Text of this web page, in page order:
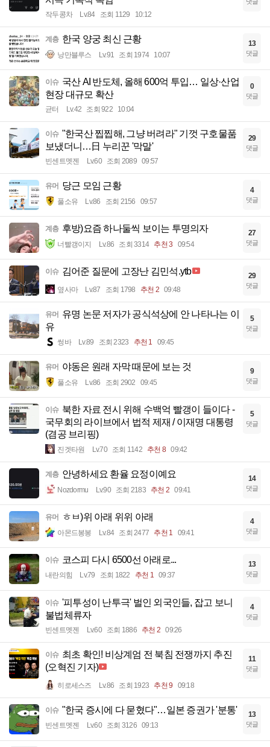
작두콩차 Lv.84 조회 1129 10:12
계층 한국 양궁 최신 근황
낭만블루스 Lv.91 조회 1974 10:07
13
댓글
이슈 국산 AI 반도체, 올해 600억 투입… 일상·산업
현장 대규모 확산
균터 Lv.42 조회 922 10:04
0
댓글
이슈 "한국산 찝찝해, 그냥 버려라" 기껏 구호물품
보냈더니…日 누리꾼 '막말'
빈센트멧젠 Lv.60 조회 2089 09:57
29
댓글
유머 당근 모임 근황
풀소유 Lv.86 조회 2156 09:57
4
댓글
계층 후방)요즘 하나둘씩 보이는 투명의자
너빨갱이지 Lv.86 조회 3314 추천 3 09:54
27
댓글
이슈 김어준 질문에 고장난 김민석.ytb
옆사마 Lv.87 조회 1798 추천 2 09:48
29
댓글
유머 유명 논문 저자가 공식석상에 안 나타나는 이
유
썽바 Lv.89 조회 2323 추천 1 09:45
5
댓글
유머 야동은 원래 자막 때문에 보는 것
풀소유 Lv.86 조회 2902 09:45
9
댓글
이슈 북한 자료 전시 위해 수백억 빨갱이 들이다 -
국무회의 라이브에서 법적 제재 / 이재명 대통령
(겸공 브리핑)
진겟타원 Lv.70 조회 1142 추천 8 09:42
5
댓글
계층 안녕하세요 환율 요정이예요
Nozdormu Lv.90 조회 2183 추천 2 09:41
14
댓글
유머 ㅎㅂ)위 아래 위위 아래
아몬드봉봉 Lv.84 조회 2477 추천 1 09:41
4
댓글
이슈 코스피 다시 6500선 아래로...
내란의힘 Lv.79 조회 1822 추천 1 09:37
13
댓글
이슈 '피투성이 난투극' 벌인 외국인들, 잡고 보니
불법체류자
빈센트멧젠 Lv.60 조회 1886 추천 2 09:26
4
댓글
이슈 최초 확인! 비상계엄 전 북침 전쟁까지 추진
(오혁진 기자)
히로세스즈 Lv.86 조회 1923 추천 9 09:18
11
댓글
이슈 "한국 증시에 다 묻혔다"…일본 증권가 '분통'
빈센트멧젠 Lv.60 조회 3126 09:13
13
댓글